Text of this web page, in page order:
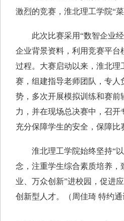
激烈的竞赛，淮北理工学院“
此次比赛采用“数智企业经
企业背景资料，利用竞赛平
过程。大赛启动以来，淮北
赛，组建指导老师团队，专
势，多次开展模拟训练和赛
力，并在现场总决赛中，召
充分保障学生的安全，保障
淮北理工学院始终坚持“以
念，注重学生综合素质培养，
业、万众创新”进校园，促进
创新型人才。（周佳琦 特约通